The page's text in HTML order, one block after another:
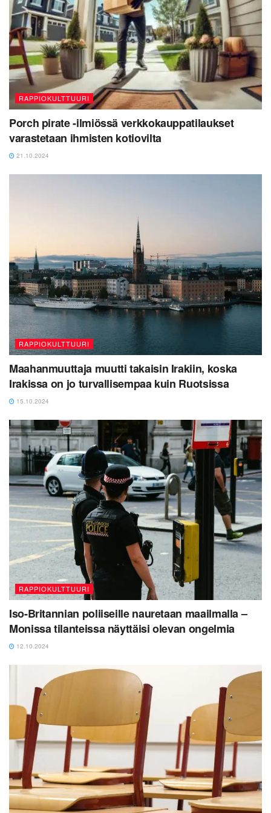
RAPPIOKULTTUURI
Porch pirate -ilmiössä verkkokauppatilaukset
varastetaan ihmisten kotiovilta
21.10.2024
RAPPIOKULTTUURI
Maahanmuuttaja muutti takaisin Irakiin, koska
Irakissa on jo turvallisempaa kuin Ruotsissa
15.10.2024
RAPPIOKULTTUURI
Iso-Britannian poliiseille nauretaan maailmalla –
Monissa tilanteissa näyttäisi olevan ongelmia
12.10.2024